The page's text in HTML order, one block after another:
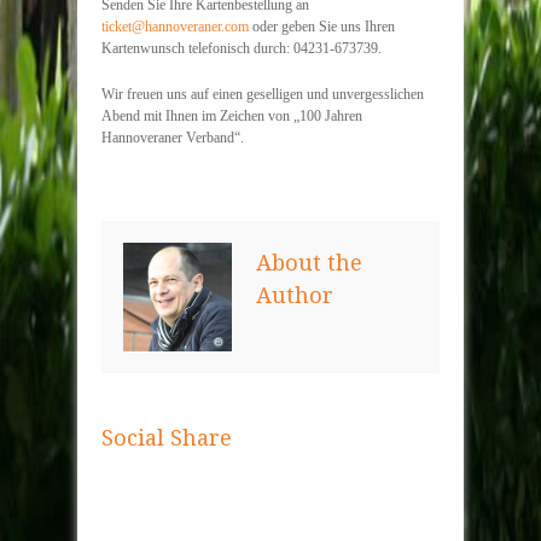
Senden Sie Ihre Kartenbestellung an
ticket@hannoveraner.com oder geben Sie uns Ihren
Kartenwunsch telefonisch durch: 04231-673739.
Wir freuen uns auf einen geselligen und unvergesslichen
Abend mit Ihnen im Zeichen von „100 Jahren
Hannoveraner Verband“.
About the
Author
Social Share